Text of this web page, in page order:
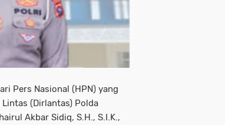
Pers Nasional (HPN) yang
(Dirlantas) Polda
Akbar Sidiq, S.H., S.I.K.,